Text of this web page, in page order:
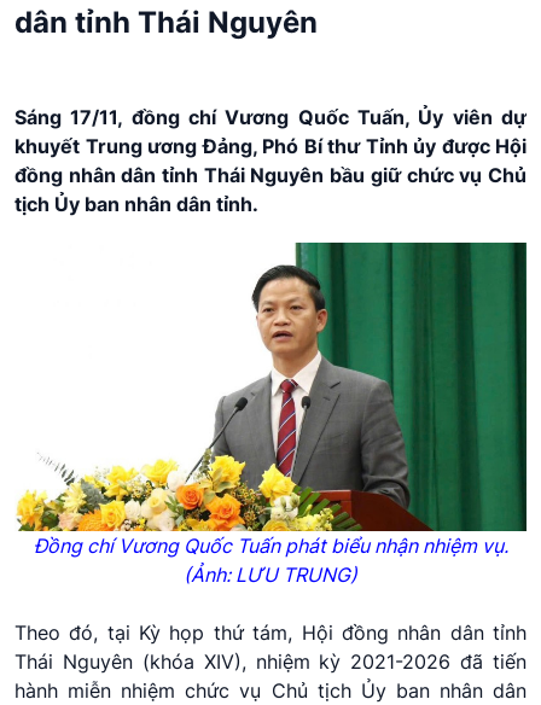
dân tỉnh Thái Nguyên
Sáng 17/11, đồng chí Vương Quốc Tuấn, Ủy viên dự
khuyết Trung ương Đảng, Phó Bí thư Tỉnh ủy được Hội
đồng nhân dân tỉnh Thái Nguyên bầu giữ chức vụ Chủ
tịch Ủy ban nhân dân tỉnh.
Đồng chí Vương Quốc Tuấn phát biểu nhận nhiệm vụ.
(Ảnh: LƯU TRUNG)
Theo đó, tại Kỳ họp thứ tám, Hội đồng nhân dân tỉnh
Thái Nguyên (khóa XIV), nhiệm kỳ 2021-2026 đã tiến
hành miễn nhiệm chức vụ Chủ tịch Ủy ban nhân dân